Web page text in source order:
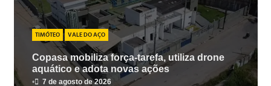
TIMÓTEO VALE DO AÇO
Copasa mobiliza força-tarefa, utiliza drone
aquático e adota novas ações
• 7 de agosto de 2026